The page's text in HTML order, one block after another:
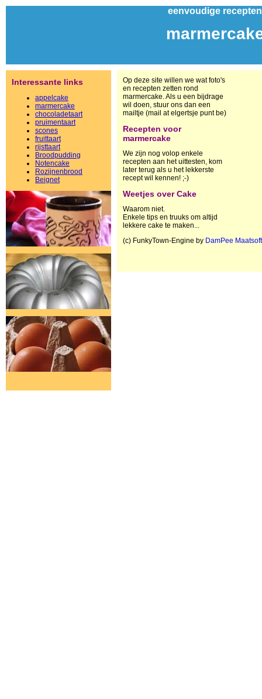
eenvoudige recepten
Interessante links
appelcake
marmercake
chocoladetaart
pruimentaart
scones
fruittaart
rijsttaart
Broodpudding
Notencake
Rozijnenbrood
Beignet
Op deze site willen we wat foto's
en recepten zetten rond
marmercake. Als u een bijdrage
wil doen, stuur ons dan een
mailtje (mail at elgertsje punt be)
Recepten voor
marmercake
We zijn nog volop enkele
recepten aan het uittesten, kom
later terug als u het lekkerste
recept wil kennen! ;-)
Weetjes over Cake
Waarom niet.
Enkele tips en truuks om altijd
lekkere cake te maken...
(c) FunkyTown-Engine by DamPee